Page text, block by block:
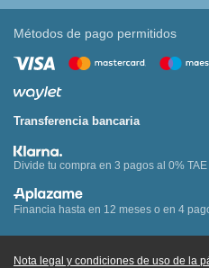
Métodos de pago permitidos
Transferencia bancaria
Divide tu compra en 3 pagos al 0% TAE
Financia hasta en 12 meses o en 4
Nota legal y condiciones de uso de la